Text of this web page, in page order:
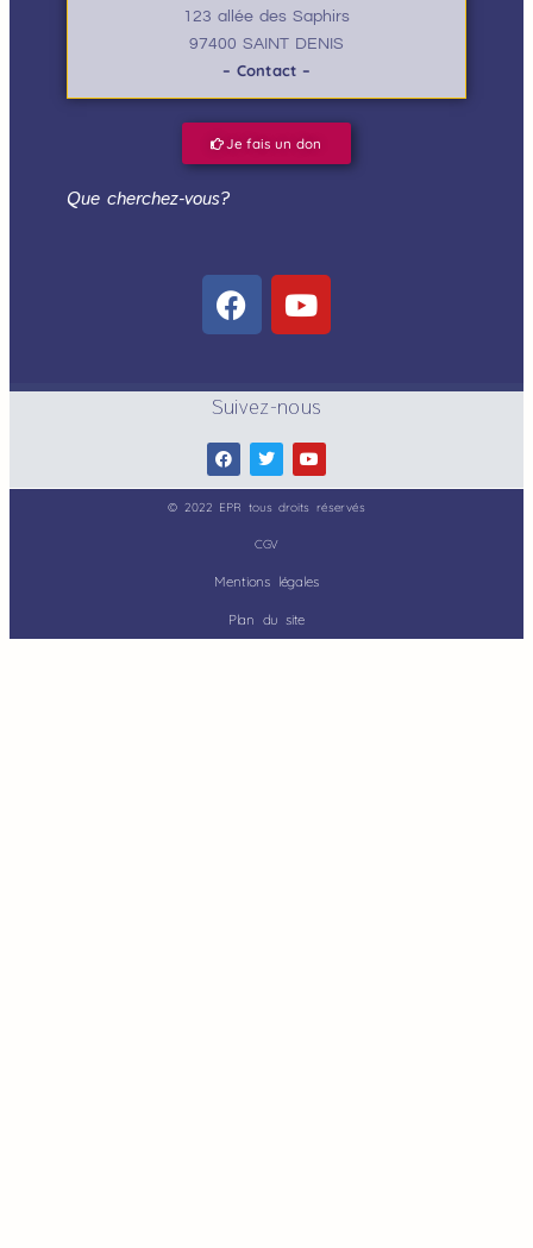
123 allée des Saphirs
97400 SAINT DENIS
– Contact –
Je fais un don
Que cherchez-vous?
Suivez-nous
© 2022 EPR tous droits réservés
CGV
Mentions légales
Plan du site